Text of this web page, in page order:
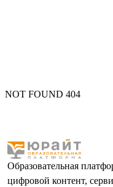
NOT FOUND 404
Образовательная
цифровой контент,